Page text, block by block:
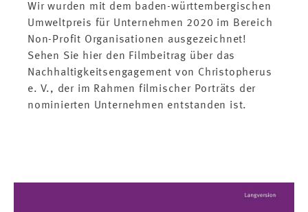
Wir wurden mit dem baden-württembergischen
Umweltpreis für Unternehmen 2020 im Bereich
Non-Profit Organisationen ausgezeichnet!
Sehen Sie hier den Filmbeitrag über das
Nachhaltigkeitsengagement von Christopherus
e. V., der im Rahmen filmischer Porträts der
nominierten Unternehmen entstanden ist.